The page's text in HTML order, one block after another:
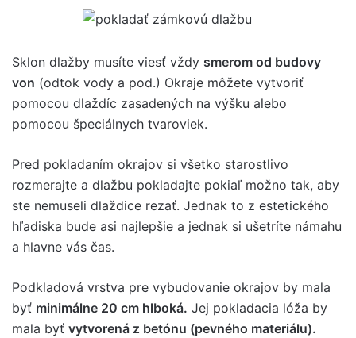
Sklon dlažby musíte viesť vždy smerom od budovy
von (odtok vody a pod.) Okraje môžete vytvoriť
pomocou dlaždíc zasadených na výšku alebo
pomocou špeciálnych tvaroviek.
Pred pokladaním okrajov si všetko starostlivo
rozmerajte a dlažbu pokladajte pokiaľ možno tak, aby
ste nemuseli dlaždice rezať. Jednak to z estetického
hľadiska bude asi najlepšie a jednak si ušetríte námahu
a hlavne vás čas.
Podkladová vrstva pre vybudovanie okrajov by mala
byť minimálne 20 cm hlboká. Jej pokladacia lóža by
mala byť vytvorená z betónu (pevného materiálu).